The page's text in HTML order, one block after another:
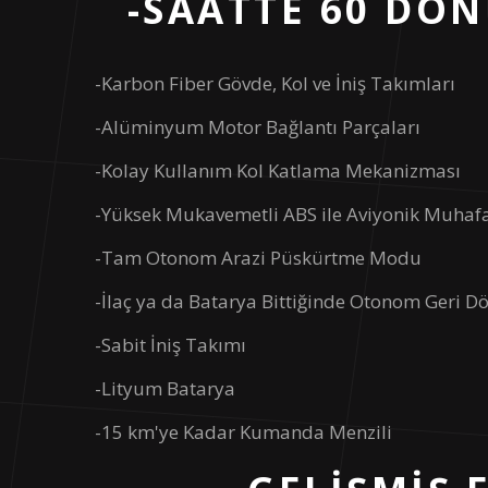
-Karbon Fiber Gövde, Kol ve İniş Takımları
-Alüminyum Motor Bağlantı Parçaları
-Kolay Kullanım Kol Katlama Mekanizması
-Yüksek Mukavemetli ABS ile Aviyonik
-Tam Otonom Arazi Püskürtme Modu
-İlaç ya da Batarya Bittiğinde Otonom Geri
-Sabit İniş Takımı
-Lityum Batarya
-15 km'ye Kadar Kumanda Menzili
Boyutlar
Batarya
Batarya Kapasitesi
Batarya Voltajı
Batarya Çalışma Sıcaklığı